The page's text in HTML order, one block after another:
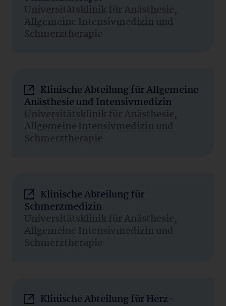
Universitätsklinik für Anästhesie,
Allgemeine Intensivmedizin und
Schmerztherapie
Klinische Abteilung für Allgemeine
Anästhesie und Intensivmedizin
Universitätsklinik für Anästhesie,
Allgemeine Intensivmedizin und
Schmerztherapie
Klinische Abteilung für
Schmerzmedizin
Universitätsklinik für Anästhesie,
Allgemeine Intensivmedizin und
Schmerztherapie
Klinische Abteilung für Herz-